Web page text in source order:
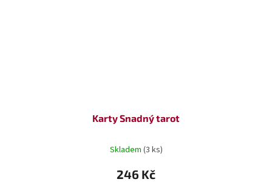
Karty Snadný tarot
Skladem (3 ks)
246 Kč